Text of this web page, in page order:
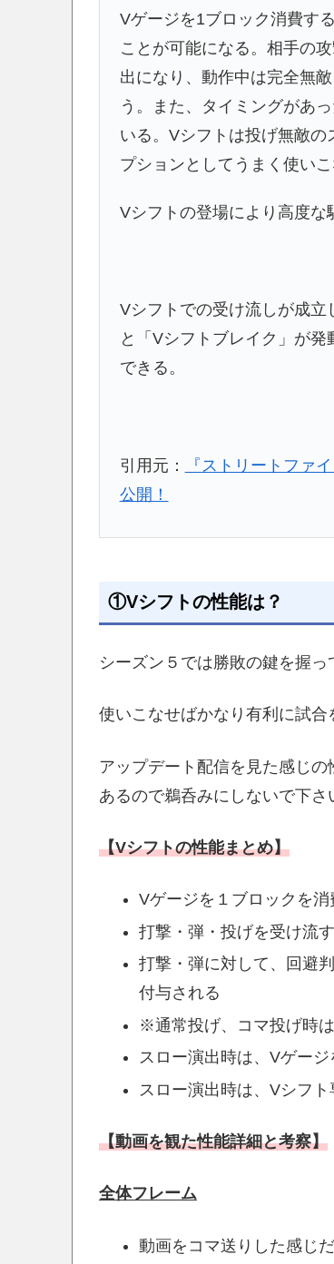
Vゲージを1ブロック消費す
ことが可能になる。相手の
出になり、動作中は完全無
う。また、タイミングがあ
いる。Vシフトは投げ無敵
プションとしてうまく使いこ
Vシフトの登場により高度な
Vシフトでの受け流しが成
と「Vシフトブレイク」が
できる。
引用元：
『ストリートファ
公開！
①Vシフトの性能は？
シーズン５では勝敗の鍵を握っ
使いこなせばかなり有利に試合
アップデート配信を見た感じ
あるので鵜呑みにしないで下さ
【Vシフトの性能まとめ】
Vゲージを１ブロックを
打撃・弾・投げを受け流
打撃・弾に対して、回避
付与される
※通常投げ、コマ投げ時
スロー演出時は、Vゲー
スロー演出時は、Vシフ
【動画を観た性能詳細と考察】
全体フレーム
動画をコマ送りした感じ